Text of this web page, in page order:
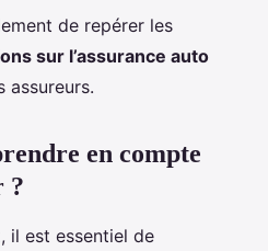
de repérer les
sur l’assurance auto
assureurs.
en compte
?
il est essentiel de